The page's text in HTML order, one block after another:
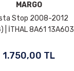
MARGO
Stop 2008-2012
| İTHAL 8A61 13A603
1.750,00 TL